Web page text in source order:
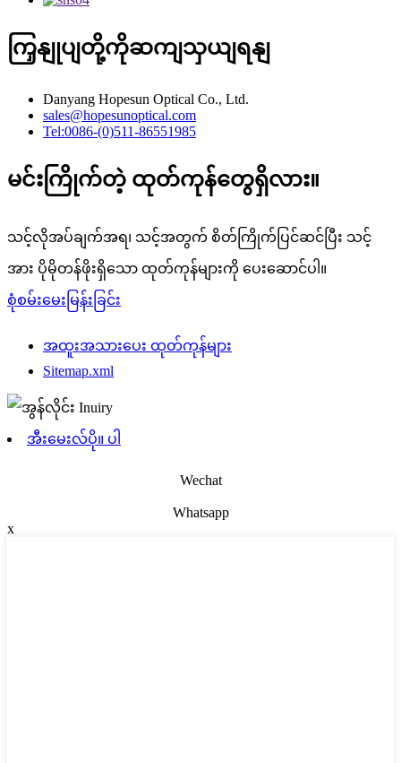
ကြှနျုပျတို့ကိုဆကျသှယျရနျ
Danyang Hopesun Optical Co., Ltd.
sales@hopesunoptical.com
Tel:0086-(0)511-86551985
မင်းကြိုက်တဲ့ ထုတ်ကုန်တွေရှိလား။
သင့်လိုအပ်ချက်အရ၊ သင့်အတွက် စိတ်ကြိုက်ပြင်ဆင်ပြီး သင့်
အား ပိုမိုတန်ဖိုးရှိသော ထုတ်ကုန်များကို ပေးဆောင်ပါ။
စုံစမ်းမေးမြန်းခြင်း
အထူးအသားပေး ထုတ်ကုန်များ
Sitemap.xml
အီးမေးလ်ပို။ ပါ
Wechat
Whatsapp
x